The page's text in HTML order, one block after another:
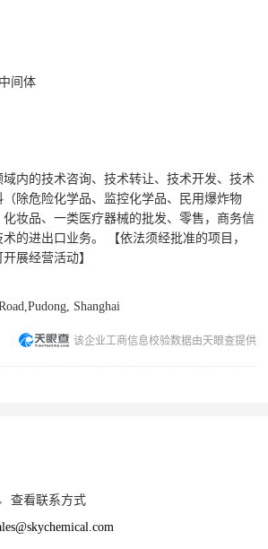
间体
内的技术咨询、技术转让、技术开发、技术
除危险化学品、监控化学品、民用爆炸物
妆品、一类医疗器械的批发、零售，商务信
的进出口业务。 【依法须经批准的项目，
展经营活动】
Shanghai
该企业工商信息校验数据由天眼查提供
查看联系方式